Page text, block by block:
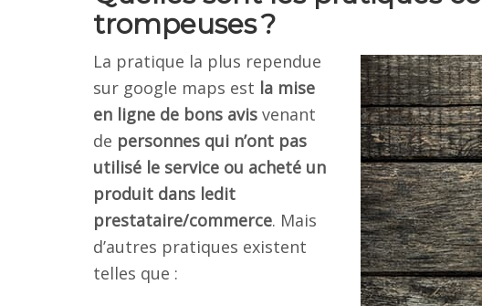
trompeuses ?
La pratique la plus rependue
sur google maps est la mise
en ligne de bons avis venant
de personnes qui n’ont pas
utilisé le service ou acheté un
produit dans ledit
prestataire/commerce. Mais
d’autres pratiques existent
telles que :